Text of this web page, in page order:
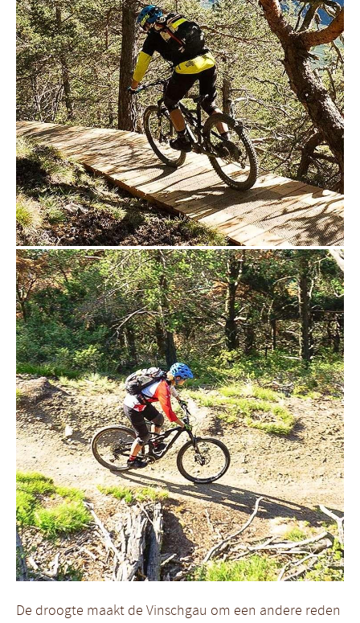
De droogte maakt de Vinschgau om een andere reden